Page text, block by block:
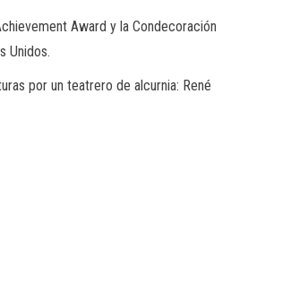
Award y la Condecoración
Unidos.
por un teatrero de alcurnia: René